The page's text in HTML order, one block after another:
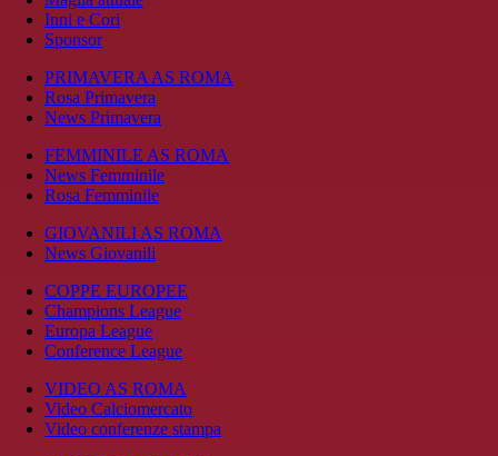
Inni e Cori
Sponsor
PRIMAVERA AS ROMA
Rosa Primavera
News Primavera
FEMMINILE AS ROMA
News Femminile
Rosa Femminile
GIOVANILI AS ROMA
News Giovanili
COPPE EUROPEE
Champions League
Europa League
Conference League
VIDEO AS ROMA
Video Calciomercato
Video conferenze stampa